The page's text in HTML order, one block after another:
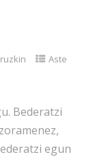
Aste
Bederatzi
egun